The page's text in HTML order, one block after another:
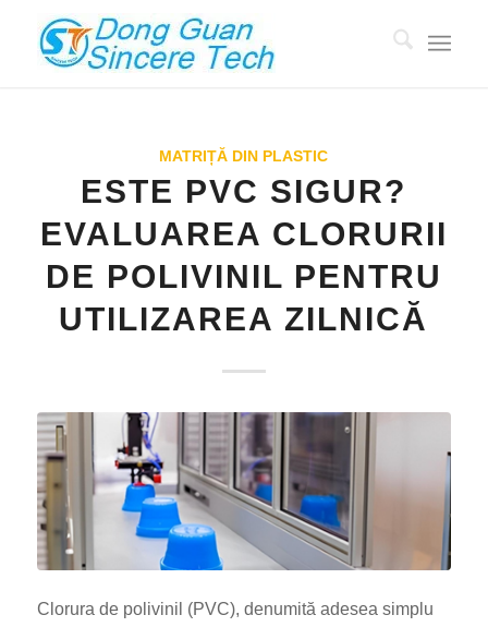
MATRIȚĂ DIN PLASTIC
ESTE PVC SIGUR?
EVALUAREA CLORURII
DE POLIVINIL PENTRU
UTILIZAREA ZILNICĂ
Clorura de polivinil (PVC), denumită adesea simplu